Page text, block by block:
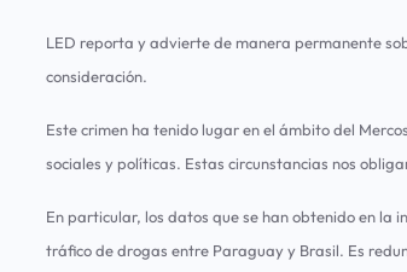
LED reporta y advierte de manera permanente
consideración.
Este crimen ha tenido lugar en el ámbito del
sociales y políticas. Estas circunstancias nos
En particular, los datos que se han obtenido en la
tráfico de drogas entre Paraguay y Brasil. Es